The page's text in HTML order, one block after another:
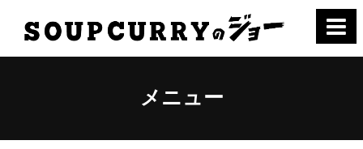
メニュー